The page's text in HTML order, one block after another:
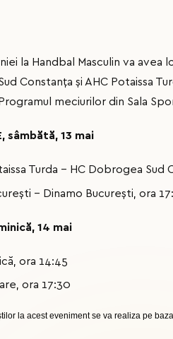
la Handbal Masculin va
Constanța și AHC Potaissa
meciurilor din Sala
sâmbătă, 13 mai
Turda - HC Dobrogea Sud
- Dinamo București, ora
14 mai
ora 14:45
ora 17:30
la acest eveniment se va realiza pe